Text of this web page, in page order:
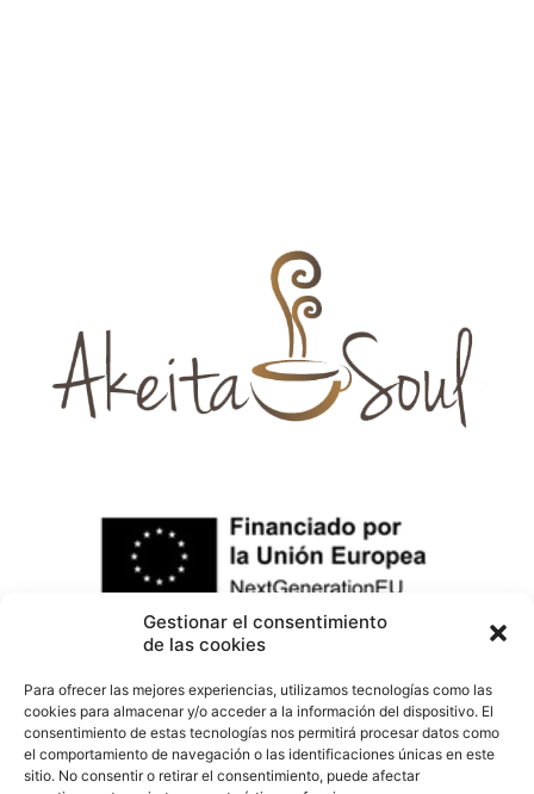
Gestionar el consentimiento
de las cookies
Para ofrecer las mejores experiencias, utilizamos tecnologías como las
cookies para almacenar y/o acceder a la información del dispositivo. El
consentimiento de estas tecnologías nos permitirá procesar datos como
el comportamiento de navegación o las identificaciones únicas en este
sitio. No consentir o retirar el consentimiento, puede afectar